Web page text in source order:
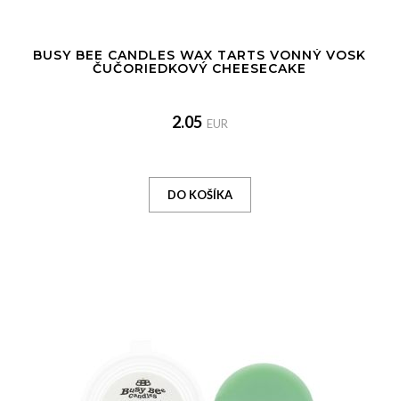
BUSY BEE CANDLES WAX TARTS VONNÝ VOSK
ČUČORIEDKOVÝ CHEESECAKE
2.05 EUR